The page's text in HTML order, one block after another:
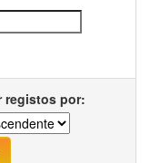
registos por: